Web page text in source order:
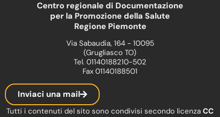
Centro regionale di Documentazione
per la Promozione della Salute
Regione Piemonte
Via Sabaudia, 164 - 10095
(Grugliasco TO)
Tel. 01140188210-502
Fax 01140188501
Inviaci una mail
Tutti i contenuti del sito sono condivisi secondo licenza CC